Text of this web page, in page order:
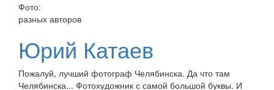
Фото:
разных авторов
Юрий Катаев
Пожалуй, лучший фотограф Челябинска. Да что там
Челябинска... Фотохудожник с самой большой буквы. И